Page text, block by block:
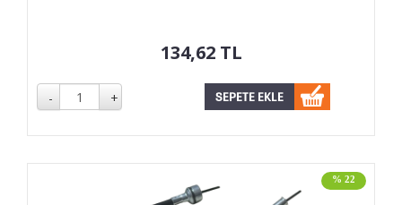
134,62 TL
% 22